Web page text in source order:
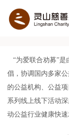
“为爱联合劝募”是
倡，协调国内多家
的公益机构、公益
系列线上线下活动
动公益行业健康快速